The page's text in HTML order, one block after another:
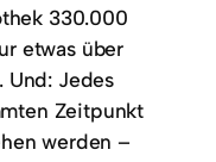
330.000
etwas über
Jedes
Zeitpunkt
werden –